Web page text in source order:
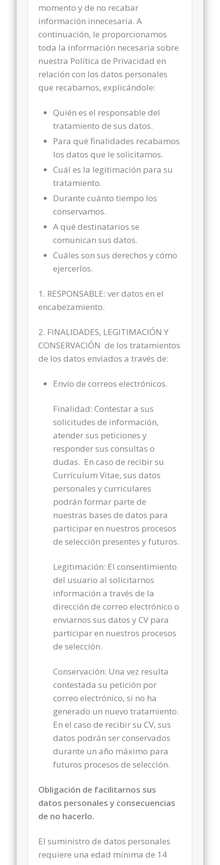
momento y de no recabar
información innecesaria. A
continuación, le proporcionamos
toda la información necesaria sobre
nuestra Política de Privacidad en
relación con los datos personales
que recabamos, explicándole:
Quién es el responsable del
tratamiento de sus datos.
Para qué finalidades recabamos
los datos que le solicitamos.
Cuál es la legitimación para su
tratamiento.
Durante cuánto tiempo los
conservamos.
A qué destinatarios se
comunican sus datos.
Cuáles son sus derechos y cómo
ejercerlos.
1. RESPONSABLE: ver datos en el
encabezamiento.
2. FINALIDADES, LEGITIMACIÓN Y
CONSERVACIÓN de los tratamientos
de los datos enviados a través de:
Envío de correos electrónicos.
Finalidad: Contestar a sus
solicitudes de información,
atender sus peticiones y
responder sus consultas o
dudas. En caso de recibir su
Currículum Vitae, sus datos
personales y curriculares
podrán formar parte de
nuestras bases de datos para
participar en nuestros procesos
de selección presentes y futuros.
Legitimación: El consentimiento
del usuario al solicitarnos
información a través de la
dirección de correo electrónico o
enviarnos sus datos y CV para
participar en nuestros procesos
de selección.
Conservación: Una vez resulta
contestada su petición por
correo electrónico, si no ha
generado un nuevo tratamiento.
En el caso de recibir su CV, sus
datos podrán ser conservados
durante un año máximo para
futuros procesos de selección.
Obligación de facilitarnos sus
datos personales y consecuencias
de no hacerlo.
El suministro de datos personales
requiere una edad mínima de 14